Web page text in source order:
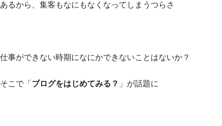
あるから、集客もなにもなくなってしまうつらさ
仕事ができない時期になにかできないことはないか？
そこで「 ブログをはじめてみる？ 」が話題に